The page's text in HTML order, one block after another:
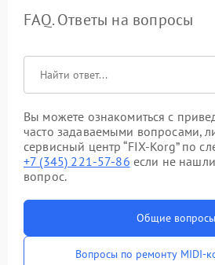
FAQ. Ответы на вопросы
Вы можете ознакомиться с
часто задаваемыми вопросами,
сервисный центр “FIX-Korg” по
+7 (345) 221-57-86 если не
вопрос.
Общие вопросы
Вопросы по ремонту MIDI-